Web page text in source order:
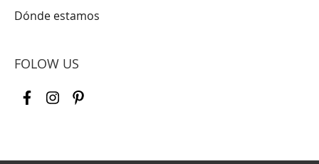
Dónde estamos
FOLOW US